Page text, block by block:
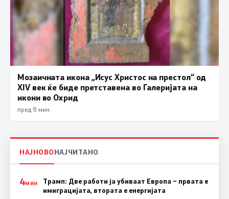
Мозаичната икона „Исус Христос на престол“ од
XIV век ќе биде претставена во Галеријата на
икони во Охрид
пред 9 мин.
НАЈНОВОНАЈЧИТАНО
4МИН
Трамп: Две работи ја убиваат Европа – првата е
имиграцијата, втората е енергијата